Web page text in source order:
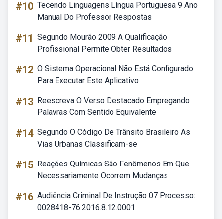
#10 Tecendo Linguagens Língua Portuguesa 9 Ano
Manual Do Professor Respostas
#11 Segundo Mourão 2009 A Qualificação
Profissional Permite Obter Resultados
#12 O Sistema Operacional Não Está Configurado
Para Executar Este Aplicativo
#13 Reescreva O Verso Destacado Empregando
Palavras Com Sentido Equivalente
#14 Segundo O Código De Trânsito Brasileiro As
Vias Urbanas Classificam-se
#15 Reações Químicas São Fenômenos Em Que
Necessariamente Ocorrem Mudanças
#16 Audiência Criminal De Instrução 07 Processo:
0028418-76.2016.8.12.0001